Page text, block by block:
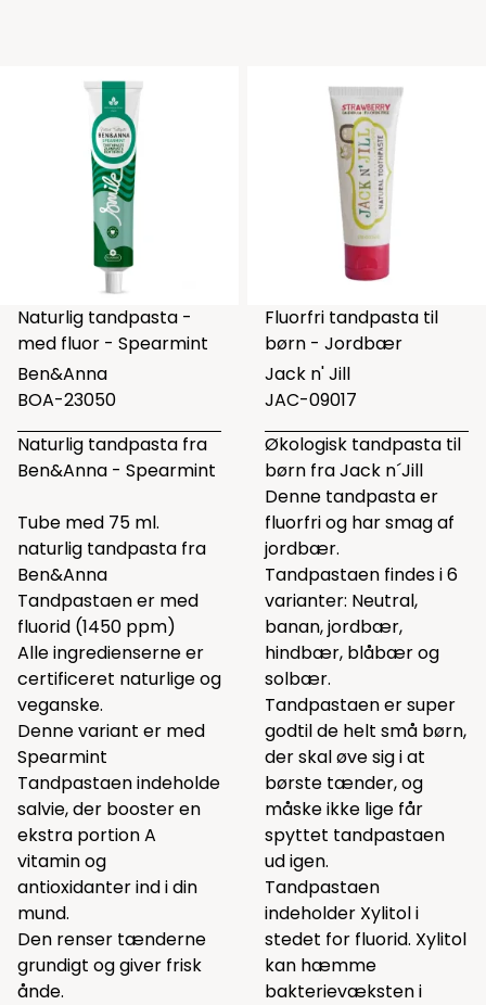
Naturlig tandpasta -
med fluor - Spearmint
Ben&Anna
BOA-23050
Naturlig tandpasta fra
Ben&Anna - Spearmint
Tube med 75 ml.
naturlig tandpasta fra
Ben&Anna
Tandpastaen er med
fluorid (1450 ppm)
Alle ingredienserne er
certificeret naturlige og
veganske.
Denne variant er med
Spearmint
Tandpastaen indeholde
salvie, der booster en
ekstra portion A
vitamin og
antioxidanter ind i din
mund.
Den renser tænderne
grundigt og giver frisk
ånde.
Fluorfri tandpasta til
børn - Jordbær
Jack n' Jill
JAC-09017
Økologisk tandpasta til
børn fra Jack n´Jill
Denne tandpasta er
fluorfri og har smag af
jordbær.
Tandpastaen findes i 6
varianter: Neutral,
banan, jordbær,
hindbær, blåbær og
solbær.
Tandpastaen er super
godtil de helt små børn,
der skal øve sig i at
børste tænder, og
måske ikke lige får
spyttet tandpastaen
ud igen.
Tandpastaen
indeholder Xylitol i
stedet for fluorid. Xylitol
kan hæmme
bakterievæksten i